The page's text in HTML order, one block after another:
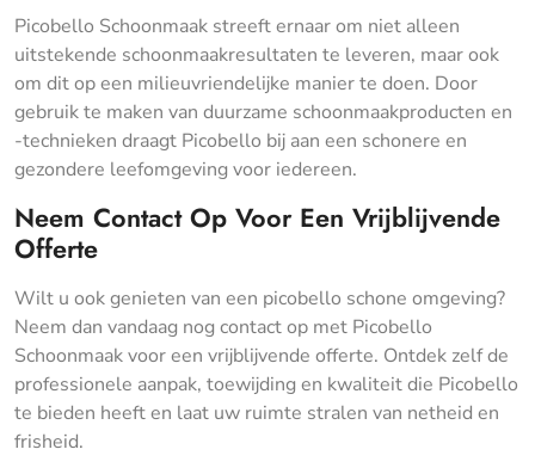
Picobello Schoonmaak streeft ernaar om niet alleen
uitstekende schoonmaakresultaten te leveren, maar ook
om dit op een milieuvriendelijke manier te doen. Door
gebruik te maken van duurzame schoonmaakproducten en
-technieken draagt Picobello bij aan een schonere en
gezondere leefomgeving voor iedereen.
Neem Contact Op Voor Een Vrijblijvende
Offerte
Wilt u ook genieten van een picobello schone omgeving?
Neem dan vandaag nog contact op met Picobello
Schoonmaak voor een vrijblijvende offerte. Ontdek zelf de
professionele aanpak, toewijding en kwaliteit die Picobello
te bieden heeft en laat uw ruimte stralen van netheid en
frisheid.